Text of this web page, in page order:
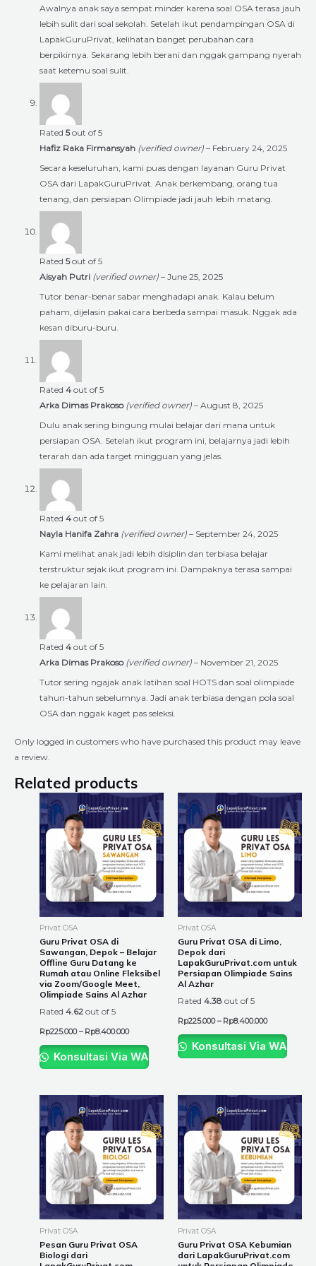
Awalnya anak saya sempat minder karena soal OSA terasa jauh
lebih sulit dari soal sekolah. Setelah ikut pendampingan OSA di
LapakGuruPrivat, kelihatan banget perubahan cara
berpikirnya. Sekarang lebih berani dan nggak gampang nyerah
saat ketemu soal sulit.
Rated 5out of 5
Hafiz Raka Firmansyah (verified owner) – February 24, 2025
Secara keseluruhan, kami puas dengan layanan Guru Privat
OSA dari LapakGuruPrivat. Anak berkembang, orang tua
tenang, dan persiapan Olimpiade jadi jauh lebih matang.
Rated 5out of 5
Aisyah Putri (verified owner) – June 25, 2025
Tutor benar-benar sabar menghadapi anak. Kalau belum
paham, dijelasin pakai cara berbeda sampai masuk. Nggak ada
kesan diburu-buru.
Rated 4 out of 5
Arka Dimas Prakoso (verified owner) – August 8, 2025
Dulu anak sering bingung mulai belajar dari mana untuk
persiapan OSA. Setelah ikut program ini, belajarnya jadi lebih
terarah dan ada target mingguan yang jelas.
Rated 4 out of 5
Nayla Hanifa Zahra (verified owner) – September 24, 2025
Kami melihat anak jadi lebih disiplin dan terbiasa belajar
terstruktur sejak ikut program ini. Dampaknya terasa sampai
ke pelajaran lain.
Rated 4 out of 5
Arka Dimas Prakoso (verified owner) – November 21, 2025
Tutor sering ngajak anak latihan soal HOTS dan soal olimpiade
tahun-tahun sebelumnya. Jadi anak terbiasa dengan pola soal
OSA dan nggak kaget pas seleksi.
Only logged in customers who have purchased this product may leave
a review.
Related products
Privat OSA
Guru Privat OSA di
Sawangan, Depok – Belajar
Offline Guru Datang ke
Rumah atau Online Fleksibel
via Zoom/Google Meet,
Olimpiade Sains Al Azhar
Rated 4.62 out of 5
Rp225.000 – Rp8.400.000
Price
range:
Rp225.000
through
Rp8.400.000
This
product
has
multiple
variants.
The
options
on
the
product
page
Konsultasi Via WA
Privat OSA
Guru Privat OSA di Limo,
Depok dari
LapakGuruPrivat.com untuk
Persiapan Olimpiade Sains
Al Azhar
Rated 4.38 out of 5
Rp225.000 – Rp8.400.000
Price
range:
Rp225.000
through
Rp8.400.000
This
product
has
multiple
variants.
The
options
may
chosen
the
Konsultasi Via WA
Privat OSA
Pesan Guru Privat OSA
Biologi dari
Price
range:
Rp225.000
through
Rp8.400.000
This
product
has
multiple
variants.
The
options
chosen
Privat OSA
Guru Privat OSA Kebumian
dari LapakGuruPrivat.com
Price
range:
Rp225.000
through
Rp8.400.000
This
product
has
multiple
variants.
The
options
chosen
on